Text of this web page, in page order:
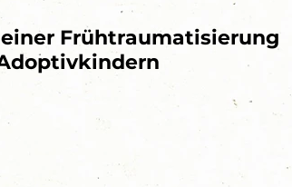
Frühtraumatisierung